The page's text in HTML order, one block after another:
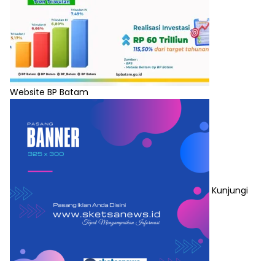
Website BP Batam
Kunjungi